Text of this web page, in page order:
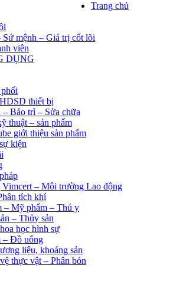
Trang chủ
Sứ mệnh – Giá trị cốt lõi
viên
DỤNG
thiết bị
– Bảo trì – Sửa chữa
thuật – sản phẩm
giới thiệu sản phẩm
kiện
– Môi trường Lao động
tích khí
– Mỹ phẩm – Thú y
– Thủy sản
học hình sự
– Đồ uống
liệu, khoáng sản
thực vật – Phân bón